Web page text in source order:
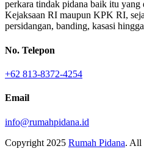
perkara tindak pidana baik itu
Kejaksaan RI maupun KPK RI,
persidangan, banding, kasasi
No. Telepon
+62 813-8372-4254
Email
info@rumahpidana.id
Copyright 2025 Rumah Pidana. All